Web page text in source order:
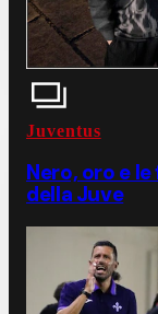
Juventus
Nero, oro e
della Juve